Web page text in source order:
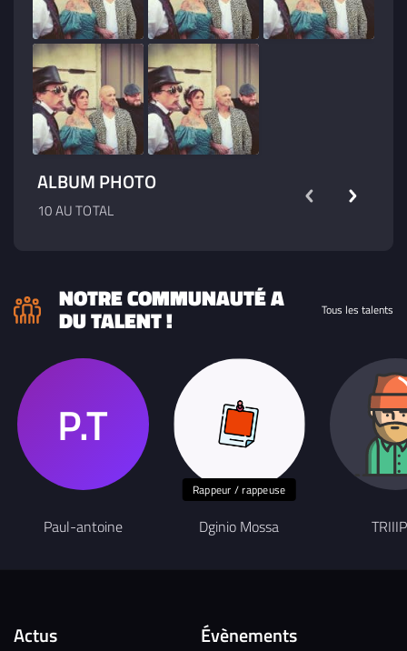
ALBUM PHOTO
10 AU TOTAL
NOTRE COMMUNAUTÉ A
DU TALENT ! Tous les talents
Paul-antoine
Rappeur / rappeuse
Dginio Mossa
Actus Évènements